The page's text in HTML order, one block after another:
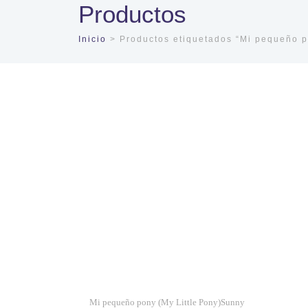
Productos
Inicio > Productos etiquetados “Mi pequeño
Mi pequeño pony (My Little Pony)Sunny